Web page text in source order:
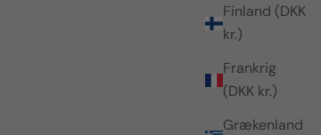
Finland (DKK
kr.)
Frankrig
(DKK kr.)
Grækenland